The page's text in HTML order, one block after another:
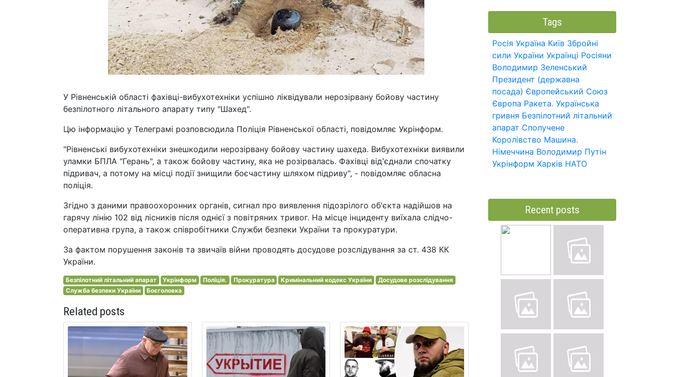
У Рівненській області фахівці-вибухотехніки успішно ліквідували нерозірвану бойову частину
безпілотного літального апарату типу "Шахед".
Цю інформацію у Телеграмі розповсюдила Поліція Рівненської області, повідомляє Укрінформ.
"Рівненські вибухотехніки знешкодили нерозірвану бойову частину шахеда. Вибухотехніки виявили
уламки БПЛА "Герань", а також бойову частину, яка не розірвалась. Фахівці від'єднали спочатку
підривач, а потому на місці події знищили боєчастину шляхом підриву", - повідомляє обласна
поліція.
Згідно з даними правоохоронних органів, сигнал про виявлення підозрілого об'єкта надійшов на
гарячу лінію 102 від лісників після однієї з повітряних тривог. На місце інциденту виїхала слідчо-
оперативна група, а також співробітники Служби безпеки України та прокуратури.
За фактом порушення законів та звичаїв війни проводять досудове розслідування за ст. 438 КК
України.
Безпілотний літальний апарат Укрінформ Поліція. Прокуратура Кримінальний кодекс України
Досудове розслідування
Служба безпеки України
Боєголовка
Related posts
Tags
Росія Україна Київ Збройні
сили України Українці Росіяни
Володимир Зеленський
Президент (державна
посада) Європейський Союз
Європа Ракета. Українська
гривня Безпілотний літальний
апарат Сполучене
Королівство Машина.
Німеччина Володимир Путін
Укрінформ Харків НАТО
Recent posts